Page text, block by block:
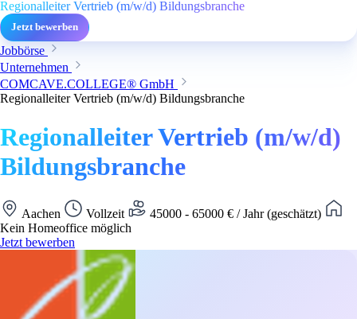
Regionalleiter Vertrieb (m/w/d) Bildungsbranche
Jetzt bewerben
Jobbörse
Unternehmen
COMCAVE.COLLEGE® GmbH
Regionalleiter Vertrieb (m/w/d) Bildungsbranche
Regionalleiter Vertrieb (m/w/d)
Bildungsbranche
Aachen Vollzeit
45000 - 65000 € / Jahr (geschätzt)
Kein Homeoffice möglich
Jetzt bewerben